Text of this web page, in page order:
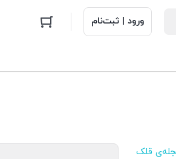
ورود | ثبت‌نام
قلک